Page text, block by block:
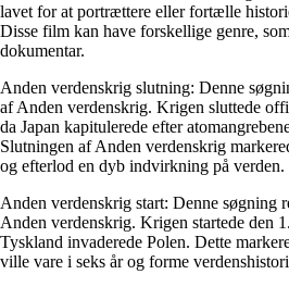
lavet for at portrættere eller fortælle
Disse film kan have forskellige genre,
dokumentar.
Anden verdenskrig slutning: Denne
af ​​Anden verdenskrig. Krigen sluttede
da Japan kapitulerede efter
Slutningen af Anden verdenskrig
og efterlod en dyb indvirkning på verden.
Anden verdenskrig start: Denne søgning
Anden verdenskrig. Krigen startede den
Tyskland invaderede Polen. Dette
ville vare i seks år og forme